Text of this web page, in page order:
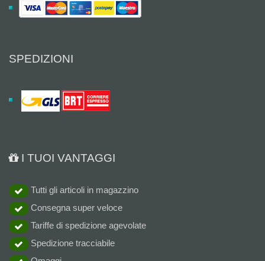
SPEDIZIONI
I TUOI VANTAGGI
Tutti gli articoli in magazzino
Consegna super veloce
Tariffe di spedizione agevolate
Spedizione tracciabile